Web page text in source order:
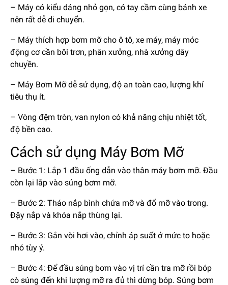
– Máy có kiểu dáng nhỏ gọn, có tay cầm cùng bánh xe
nên rất dễ di chuyển.
– Máy thích hợp bơm mỡ cho ô tô, xe máy, máy móc
động cơ cần bôi trơn, phân xưởng, nhà xưởng dây
chuyền.
– Máy Bơm Mỡ dễ sử dụng, độ an toàn cao, lượng khí
tiêu thụ ít.
– Vòng đệm tròn, van nylon có khả năng chịu nhiệt tốt,
độ bền cao.
Cách sử dụng Máy Bơm Mỡ
– Bước 1: Lắp 1 đầu ống dẫn vào thân máy bơm mỡ. Đầu
còn lại lắp vào súng bơm mỡ.
– Bước 2: Tháo nắp bình chứa mỡ và đổ mỡ vào trong.
Đậy nắp và khóa nắp thùng lại.
– Bước 3: Gắn vòi hơi vào, chỉnh áp suất ở mức to hoặc
nhỏ tùy ý.
– Bước 4: Để đầu súng bơm vào vị trí cần tra mỡ rồi bóp
cò súng đến khi lượng mỡ ra đủ thì dừng bóp. Súng bơm